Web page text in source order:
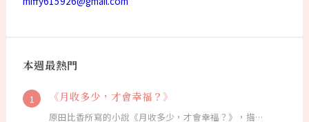
本週最熱門
《月收多少，才會幸福？》
原田比香所寫的小說《月收多少，才會幸福？》，描…